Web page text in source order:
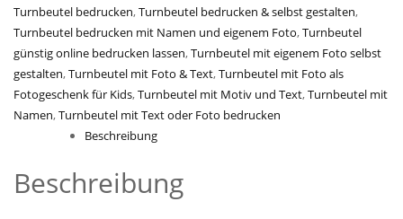
Turnbeutel bedrucken,Turnbeutel bedrucken & selbst gestalten,
Turnbeutel bedrucken mit Namen und eigenem Foto,Turnbeutel
günstig online bedrucken lassen,Turnbeutel mit eigenem Foto selbst
gestalten,Turnbeutel mit Foto & Text,Turnbeutel mit Foto als
Fotogeschenk für Kids,Turnbeutel mit Motiv und Text,Turnbeutel mit
Namen,Turnbeutel mit Text oder Foto bedrucken
Beschreibung
Beschreibung